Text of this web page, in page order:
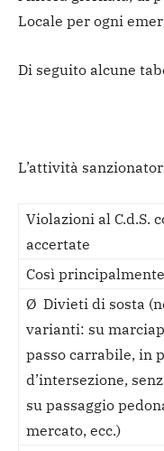
Locale per ogni
Di seguito alcune
L’attività
Violazioni al C.d.S.
accertate
Così
Ø Divieti di sosta
varianti: su
passo carrabile, in
d’intersezione,
su passaggio
mercato, ecc.)